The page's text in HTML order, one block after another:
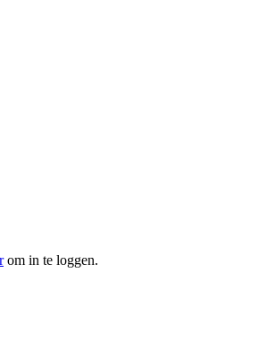
om in te loggen.